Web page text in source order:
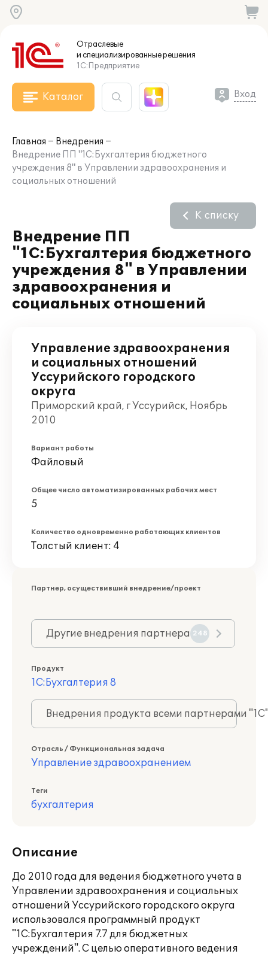
Отраслевые
и специализированныерешения
1С:Предприятие
Каталог Вход
Главная
Внедрения
Внедрение ПП "1С:Бухгалтерия бюджетного
учреждения 8" в Управлении здравоохранения и
социальных отношений
Внедрение ПП
"1С:Бухгалтерия бюджетного
учреждения 8" в Управлении
здравоохранения и
социальных отношений
К списку
Управление здравоохранения
и социальных отношений
Уссурийского городского
округа
Приморский край, г Уссурийск, Ноябрь
2010
Вариант работы
Файловый
Общее число автоматизированных рабочих мест
5
Количество одновременно работающих клиентов
Толстый клиент: 4
Партнер, осуществивший внедрение/проект
Другие внедрения партнера 248
Продукт
1С:Бухгалтерия 8
Внедрения продукта всеми партнерами
Отрасль / Функциональная задача
Управление здравоохранением
Теги
бухгалтерия
Описание
До 2010 года для ведения бюджетного учета в
Управлении здравоохранения и социальных
отношений Уссурийского городского округа
использовался программный продукт
"1С:Бухгалтерия 7.7 для бюджетных
учреждений". С целью оперативного ведения